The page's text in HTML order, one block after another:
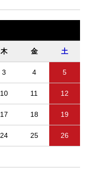
木 金 土
3 4 5
10 11 12
17 18 19
24 25 26